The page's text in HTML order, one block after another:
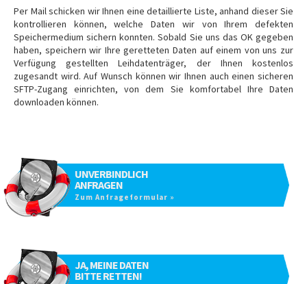
Per Mail schicken wir Ihnen eine detaillierte Liste, anhand dieser Sie
kontrollieren können, welche Daten wir von Ihrem defekten
Speichermedium sichern konnten. Sobald Sie uns das OK gegeben
haben, speichern wir Ihre geretteten Daten auf einem von uns zur
Verfügung gestellten Leihdatenträger, der Ihnen kostenlos
zugesandt wird. Auf Wunsch können wir Ihnen auch einen sicheren
SFTP-Zugang einrichten, von dem Sie komfortabel Ihre Daten
downloaden können.
UNVERBINDLICH
ANFRAGEN
Zum Anfrageformular »
JA, MEINE DATEN
BITTE RETTEN!